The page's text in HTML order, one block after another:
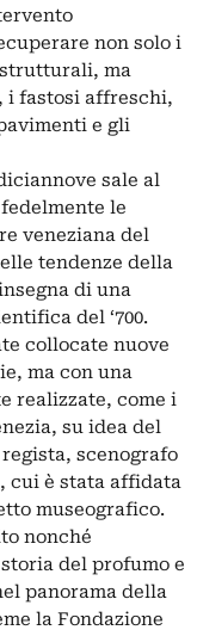
non solo i
ma
i fastosi affreschi,
e gli
sale al
le
veneziana del
tendenze della
di una
del ‘700.
collocate nuove
ma con una
realizzate, come i
su idea del
scenografo
cui è stata affidata
museografico.
nonché
del profumo e
panorama della
la Fondazione